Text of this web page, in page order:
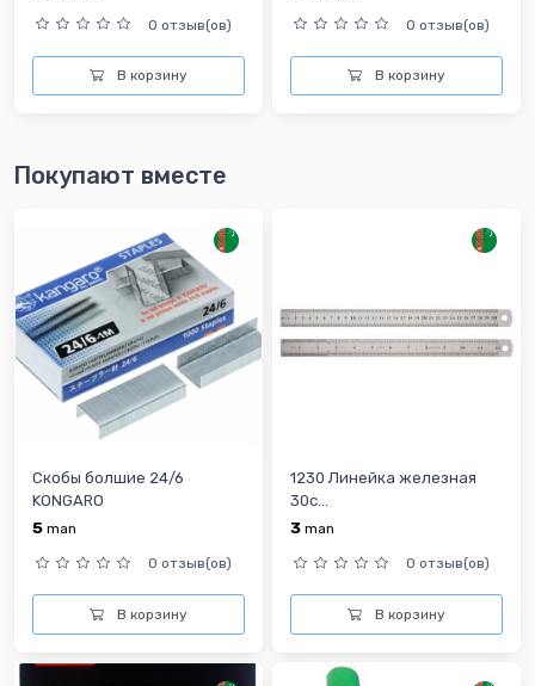
0 отзыв(ов)
В корзину
0 отзыв(ов)
В корзину
Покупают вместе
Скобы болшие 24/6
KONGARO
5 man
0 отзыв(ов)
В корзину
1230 Линейка железная
30с...
3 man
0 отзыв(ов)
В корзину